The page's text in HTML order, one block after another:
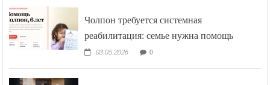
Чолпон требуется системная
реабилитация: семье нужна помощь
03.05.2026 0